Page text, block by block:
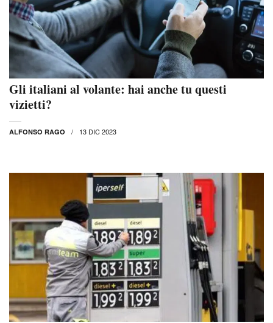
Gli italiani al volante: hai anche tu questi
vizietti?
ALFONSO RAGO 13 DIC 2023